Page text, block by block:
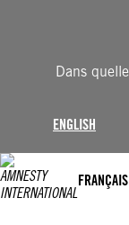
Dans
ENGLISH
FRANÇAIS